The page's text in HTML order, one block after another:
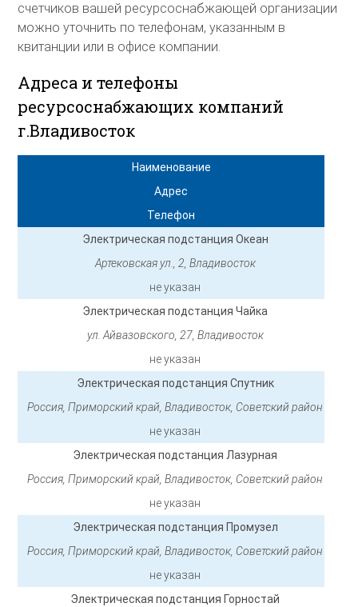
счетчиков вашей ресурсоснабжающей организации
можно уточнить по телефонам, указанным в
квитанции или в офисе компании.
Адреса и телефоны
ресурсоснабжающих компаний
г.Владивосток
Наименование
Адрес
Телефон
Электрическая подстанция Океан
Артековская ул., 2, Владивосток
не указан
Электрическая подстанция Чайка
ул. Айвазовского, 27, Владивосток
не указан
Электрическая подстанция Спутник
Россия, Приморский край, Владивосток, Советский район
не указан
Электрическая подстанция Лазурная
Россия, Приморский край, Владивосток, Советский район
не указан
Электрическая подстанция Промузел
Россия, Приморский край, Владивосток, Советский район
не указан
Электрическая подстанция Горностай